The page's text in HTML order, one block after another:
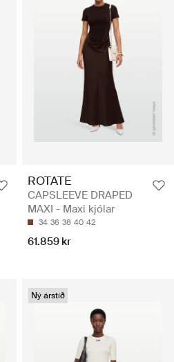
ROTATE
CAPSLEEVE DRAPED
MAXI - Maxi kjólar
34 36 38 40 42
61.859 kr
Ný árstíð